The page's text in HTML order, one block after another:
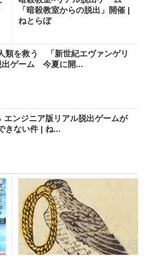
「暗殺教室からの脱出」開催 |
ねとらぼ
類を救う 「新世紀エヴァンゲリ
出ゲーム 今夏に開...
エンジニア版リアル脱出ゲームが
きない件 | ね...